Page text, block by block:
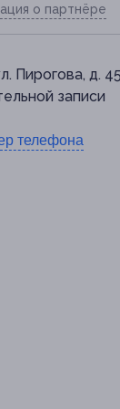
о партнёре
Пирогова, д.
записи
92
телефона